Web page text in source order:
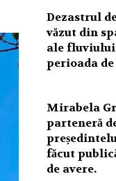
Dezastrul
văzut din
ale
perioada de
Mirabela
parteneră
făcut
de avere.